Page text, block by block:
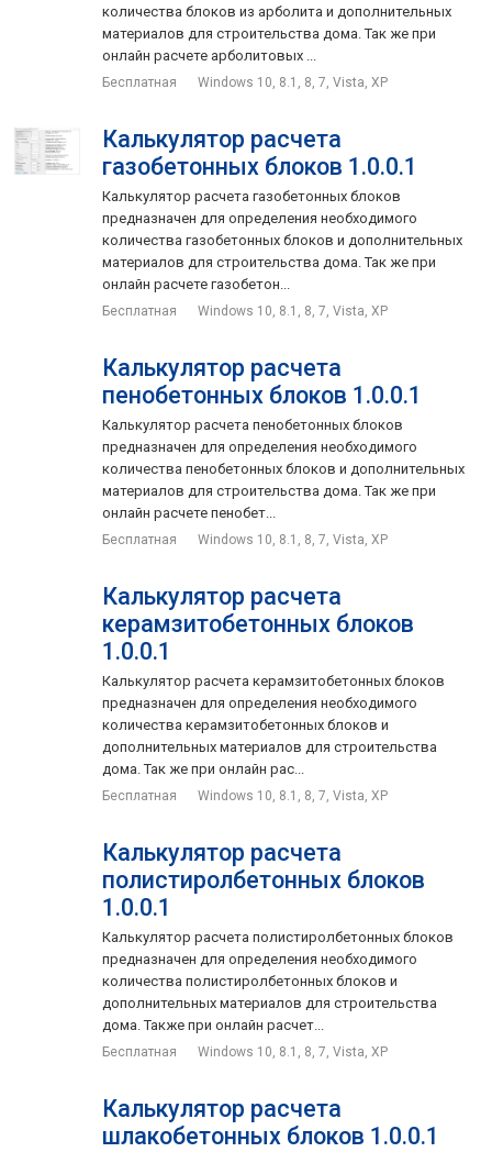
количества блоков из арболита и дополнительных
материалов для строительства дома. Так же при
онлайн расчете арболитовых ...
Бесплатная Windows 10, 8.1, 8, 7, Vista, XP
Калькулятор расчета
газобетонных блоков 1.0.0.1
Калькулятор расчета газобетонных блоков
предназначен для определения необходимого
количества газобетонных блоков и дополнительных
материалов для строительства дома. Так же при
онлайн расчете газобетон...
Бесплатная Windows 10, 8.1, 8, 7, Vista, XP
Калькулятор расчета
пенобетонных блоков 1.0.0.1
Калькулятор расчета пенобетонных блоков
предназначен для определения необходимого
количества пенобетонных блоков и дополнительных
материалов для строительства дома. Так же при
онлайн расчете пенобет...
Бесплатная Windows 10, 8.1, 8, 7, Vista, XP
Калькулятор расчета
керамзитобетонных блоков
1.0.0.1
Калькулятор расчета керамзитобетонных блоков
предназначен для определения необходимого
количества керамзитобетонных блоков и
дополнительных материалов для строительства
дома. Так же при онлайн рас...
Бесплатная Windows 10, 8.1, 8, 7, Vista, XP
Калькулятор расчета
полистиролбетонных блоков
1.0.0.1
Калькулятор расчета полистиролбетонных блоков
предназначен для определения необходимого
количества полистиролбетонных блоков и
дополнительных материалов для строительства
дома. Также при онлайн расчет...
Бесплатная Windows 10, 8.1, 8, 7, Vista, XP
Калькулятор расчета
шлакобетонных блоков 1.0.0.1